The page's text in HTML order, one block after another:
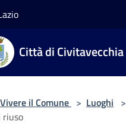
Città di Civitavecchia
Vivere il Comune > Luoghi >
riuso